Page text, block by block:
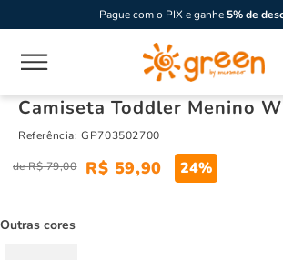
Pague com o PIX e ganhe 5% de
Camiseta Toddler Menino
Referência:GP703502700
R$ 79,00 R$ 59,90 24%
Outras cores